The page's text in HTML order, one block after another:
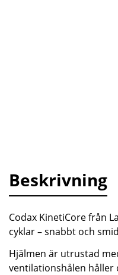
Beskrivning
Codax KinetiCore från
cyklar – snabbt och
Hjälmen är utrustad
ventilationshålen håller